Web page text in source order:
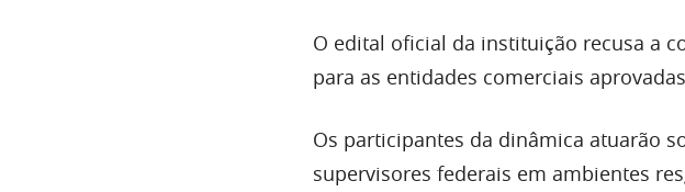
O edital oficial da instituição recusa a
para as entidades comerciais
Os participantes da dinâmica atuarão
supervisores federais em ambientes